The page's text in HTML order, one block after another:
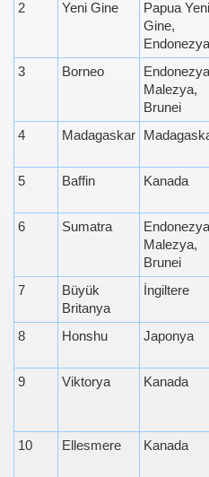
2 Yeni Gine
Papua Yeni
Gine,
Endonezya
3 Borneo
Malezya,
Brunei
4 Madagaskar
5 Baffin Kanada
6 Sumatra
Malezya,
Brunei
7
Büyük
Britanya
İngiltere
8 Honshu Japonya
9 Viktorya Kanada
10 Ellesmere Kanada